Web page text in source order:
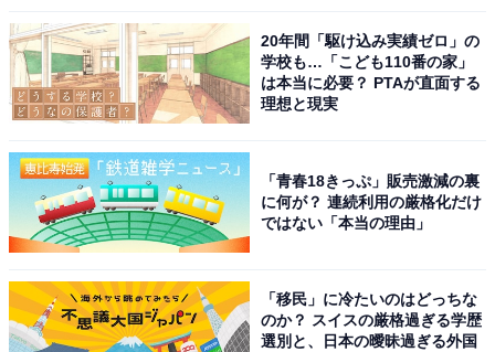
20年間「駆け込み実績ゼロ」の
学校も…「こども110番の家」
は本当に必要？ PTAが直面する
理想と現実
「青春18きっぷ」販売激減の裏
に何が？ 連続利用の厳格化だけ
ではない「本当の理由」
「移民」に冷たいのはどっちな
のか？ スイスの厳格過ぎる学歴
選別と、日本の曖昧過ぎる外国